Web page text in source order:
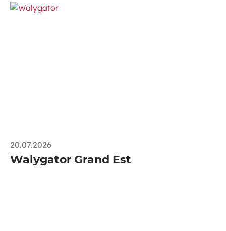
20.07.2026
Walygator Grand Est